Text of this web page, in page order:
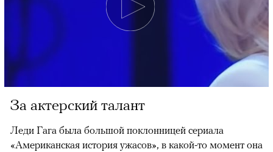
За актерский талант
Леди Гага была большой поклонницей сериала
«Американская история ужасов», в какой-то момент она